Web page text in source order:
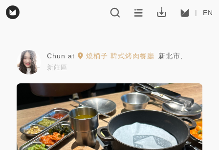
EN
Chun at 燒桶子 韓式烤肉餐廳 新北市
新莊區